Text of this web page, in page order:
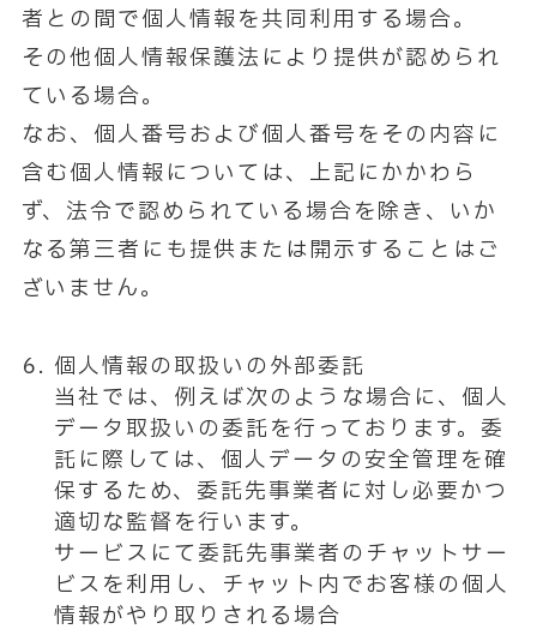
者との間で個人情報を共同利用する場合。
その他個人情報保護法により提供が認められ
ている場合。
なお、個人番号および個人番号をその内容に
含む個人情報については、上記にかかわら
ず、法令で認められている場合を除き、いか
なる第三者にも提供または開示することはご
ざいません。
個人情報の取扱いの外部委託
当社では、例えば次のような場合に、個人
データ取扱いの委託を行っております。委
託に際しては、個人データの安全管理を確
保するため、委託先事業者に対し必要かつ
適切な監督を行います。
サービスにて委託先事業者のチャットサー
ビスを利用し、チャット内でお客様の個人
情報がやり取りされる場合